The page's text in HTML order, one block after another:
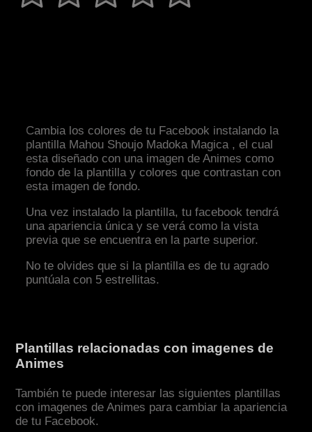
Cambia los colores de tu Facebook instalando la
plantilla Mahou Shoujo Madoka Magica , el cual
esta diseñado con una imagen de Animes como
fondo de la plantilla y colores que contrastan con
esta imagen de fondo.
Una vez instalado la plantilla, tu facebook tendrá
una apariencia única y se verá como la vista
previa que se encuentra en la parte superior.
No te olvides que si la plantilla es de tu agrado
puntúala con 5 estrellitas.
Plantillas relacionadas con imagenes de
Animes
También te puede interesar las siguientes plantillas
con imagenes de Animes para cambiar la apariencia
de tu Facebook.